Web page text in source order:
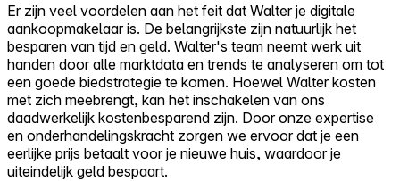
Er zijn veel voordelen aan het feit dat Walter je digitale
aankoopmakelaar is. De belangrijkste zijn natuurlijk het
besparen van tijd en geld. Walter's team neemt werk uit
handen door alle marktdata en trends te analyseren om tot
een goede biedstrategie te komen. Hoewel Walter kosten
met zich meebrengt, kan het inschakelen van ons
daadwerkelijk kostenbesparend zijn. Door onze expertise
en onderhandelingskracht zorgen we ervoor dat je een
eerlijke prijs betaalt voor je nieuwe huis, waardoor je
uiteindelijk geld bespaart.